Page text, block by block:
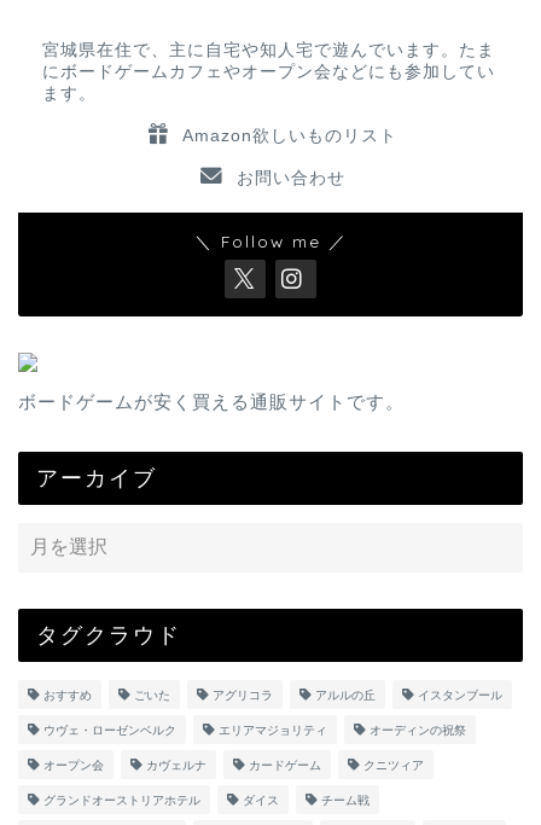
宮城県在住で、主に自宅や知人宅で遊んでいます。たま
にボードゲームカフェやオープン会などにも参加してい
ます。
Amazon欲しいものリスト
お問い合わせ
＼ Follow me ／
ボードゲームが安く買える通販サイトです。
アーカイブ
タグクラウド
おすすめ ごいた アグリコラ アルルの丘 イスタンブール
ウヴェ・ローゼンベルク エリアマジョリティ オーディンの祝祭
オープン会 カヴェルナ カードゲーム クニツィア
グランドオーストリアホテル ダイス チーム戦